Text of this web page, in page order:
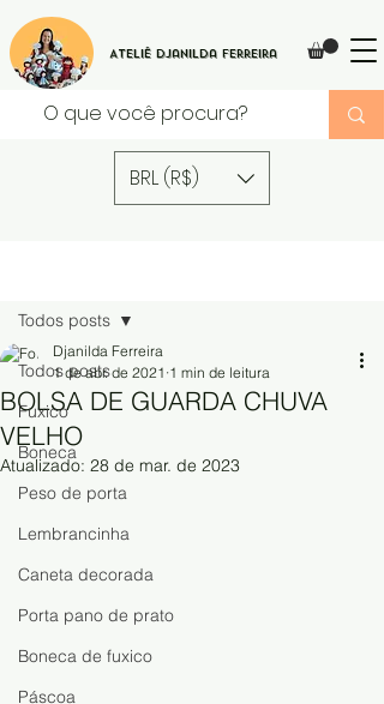
Ateliê Djanilda Ferreira
BRL (R$)
Todos posts
Fuxico
Boneca
Peso de porta
Lembrancinha
Caneta decorada
Porta pano de prato
Boneca de fuxico
Páscoa
Todos posts
BOLSA DE GUARDA CHUVA
VELHO
Djanilda Ferreira
1 de abr. de 2021 1 min de leitura
Atualizado: 28 de mar. de 2023